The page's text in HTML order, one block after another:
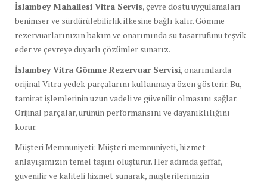
İslambey Mahallesi Vitra Servis, çevre dostu uygulamaları
benimser ve sürdürülebilirlik ilkesine bağlı kalır. Gömme
rezervuarlarınızın bakım ve onarımında su tasarrufunu teşvik
eder ve çevreye duyarlı çözümler sunarız.
İslambey Vitra Gömme Rezervuar Servisi, onarımlarda
orijinal Vitra yedek parçalarını kullanmaya özen gösterir. Bu,
tamirat işlemlerinin uzun vadeli ve güvenilir olmasını sağlar.
Orijinal parçalar, ürünün performansını ve dayanıklılığını
korur.
Müşteri Memnuniyeti: Müşteri memnuniyeti, hizmet
anlayışımızın temel taşını oluşturur. Her adımda şeffaf,
güvenilir ve kaliteli hizmet sunarak, müşterilerimizin